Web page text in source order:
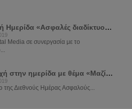
Μαθητική Ημερίδα «Ασφαλές διαδίκτυο για όλους»
Media σε συνεργασία με το
Συμμετοχή στην ημερίδα με θέμα «Μαζί για ένα καλύτερο διαδίκτυο»
της Διεθνούς Ημέρας Ασφαλούς...